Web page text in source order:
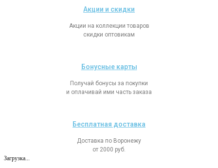
Акции и скидки
Акции на коллекции товаров
скидки оптовикам
Бонусные карты
Получай бонусы за покупки
и оплачивай ими часть заказа
Бесплатная доставка
Доставка по Воронежу
от 2000 руб.
Загрузка...